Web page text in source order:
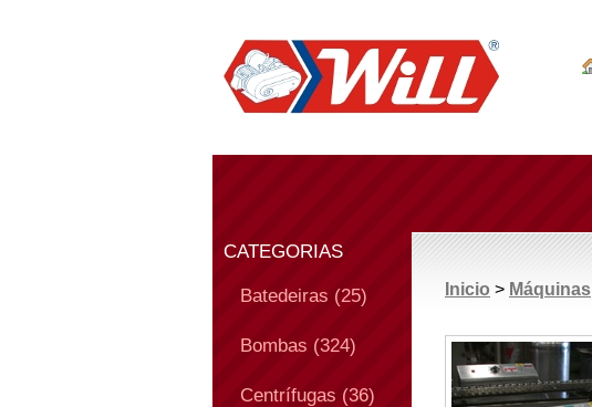
CATEGORIAS
Batedeiras (25)
Bombas (324)
Centrífugas (36)
Inicio > Máquinas